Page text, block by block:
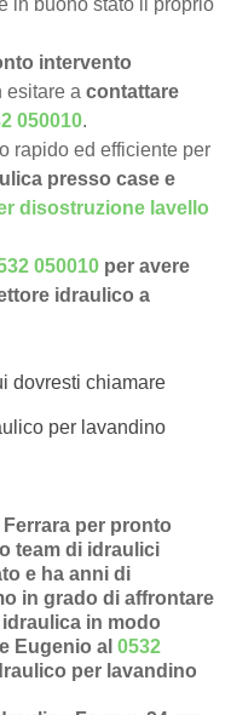
in buono stato il proprio
intervento
esitare acontattare
050010.
rapido ed efficiente per
presso case e
disostruzione lavello
050010 per avere
idraulico a
dovresti chiamare
per lavandino
per pronto
team di idraulici
e ha anni di
in grado di affrontare
in modo
Eugenio al0532
per lavandino